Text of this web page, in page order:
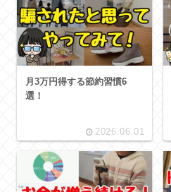
月3万円得する節約習慣6
選！
2026.06.01